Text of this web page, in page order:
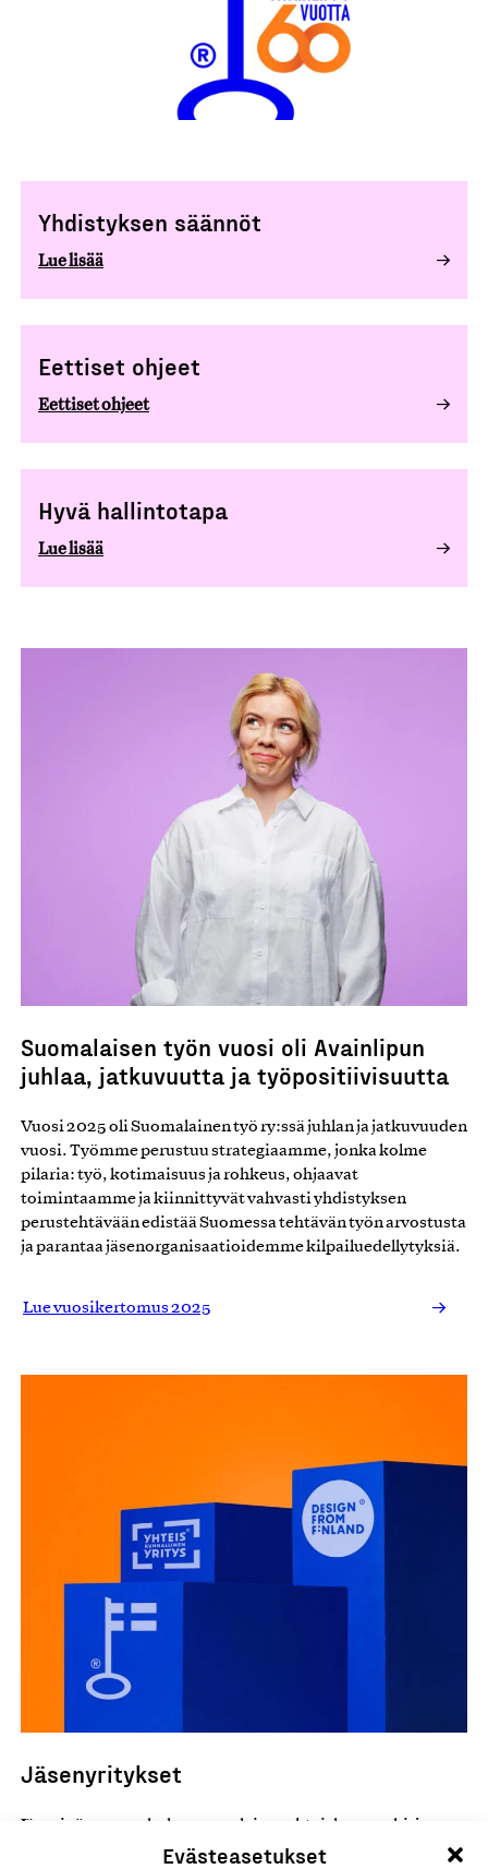
Evästeasetukset
Yhdistyksen säännöt
Lue lisää
Eettiset ohjeet
Eettiset ohjeet
Hyvä hallintotapa
Lue lisää
Suomalaisen työn vuosi oli Avainlipun
juhlaa, jatkuvuutta ja työpositiivisuutta
Vuosi 2025 oli Suomalainen työ ry:ssä juhlan ja jatkuvuuden
vuosi. Työmme perustuu strategiaamme, jonka kolme
pilaria: työ, kotimaisuus ja rohkeus, ohjaavat
toimintaamme ja kiinnittyvät vahvasti yhdistyksen
perustehtävään edistää Suomessa tehtävän työn arvostusta
ja parantaa jäsenorganisaatioidemme kilpailuedellytyksiä.
Lue vuosikertomus 2025
Jäsenyritykset
Jäseninämme on koko suomalaisen yhteiskunnan kirjo
pienistä pajoista ja yhteisöistä kansainvälisiin